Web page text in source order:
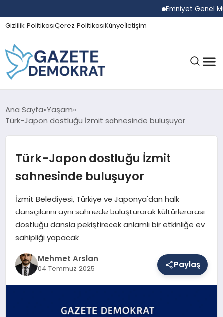
Emniyet Genel
Gizlilik PolitikasıÇerez PolitikasıKünyeİletişim
GÜNDEM
SPOR
MAGAZIN
SAĞLIK
Ana Sayfa Yaşam
Türk-Japon dostluğu İzmit sahnesinde buluşuyor
Türk-Japon dostluğu İzmit
sahnesinde buluşuyor
İzmit Belediyesi, Türkiye ve Japonya'dan halk
dansçılarını aynı sahnede buluşturarak kültürlerarası
dostluğu dansla pekiştirecek anlamlı bir etkinliğe ev
sahipliği yapacak
Mehmet Arslan
04 Temmuz 2025 Paylaş